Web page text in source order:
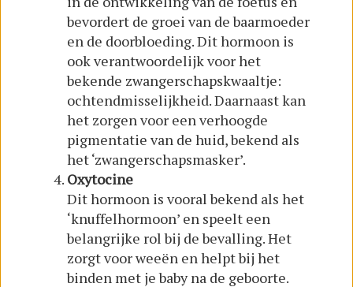
bevordert de groei van de baarmoeder
en de doorbloeding. Dit hormoon is
ook verantwoordelijk voor het
bekende zwangerschapskwaaltje:
ochtendmisselijkheid. Daarnaast kan
het zorgen voor een verhoogde
pigmentatie van de huid, bekend als
het ‘zwangerschapsmasker’.
Oxytocine
Dit hormoon is vooral bekend als het
‘knuffelhormoon’ en speelt een
belangrijke rol bij de bevalling. Het
zorgt voor weeën en helpt bij het
binden met je baby na de geboorte.